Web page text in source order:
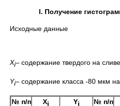
I. Получение
Исходные данные
Хi– содержание твердого на
Yi– содержание класса -80 мкм
№ п/п Хi Yi № п/п